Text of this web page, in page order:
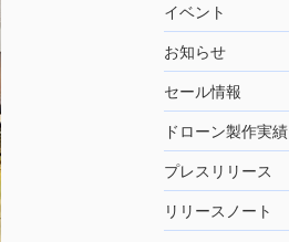
イベント
お知らせ
セール情報
ドローン製作実績
プレスリリース
リリースノート